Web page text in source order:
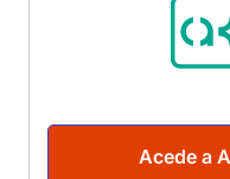
Acede a